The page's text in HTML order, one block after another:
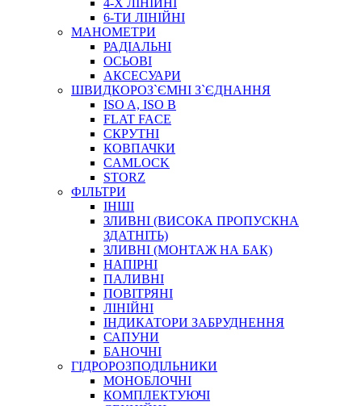
АВТОХІМІЯ
ДОМКРАТИ
НАБОРИ ЗАПОБІЖНИКІВ, КЛЕМ, АКСЕСУАРІВ
НАСОСИ, КОМПРЕСОРИ, МАНОМЕТРИ
ПАСТА, АНТИСЕПТИК
ІНСТРУМЕНТ
САДОВИЙ ІНВЕНТАР
ЕЛЕКТРИЧНІ ПРИЛАДИ
ПАЛЬНИКИ, ПАЯЛЬНИКИ, ПАЯЛЬНІ ЛАМПИ
ІНСТРУМЕНТИ ДЛЯ ЕЛЕКТРИКА
ЕЛЕКТРОІНСТРУМЕНТИ
ЗАМКИ І КОМПЛЕКТУЮЧІ
ІНСТРУМЕНТИ ДЛЯ ЗВАРЮВАННЯ, АКСЕСУАРИ
4-Х ЛІНІЙНІ
6-ТИ ЛІНІЙНІ
МАНОМЕТРИ
РАДІАЛЬНІ
ОСЬОВІ
АКСЕСУАРИ
ШВИДКОРОЗ`ЄМНІ З`ЄДНАННЯ
ISO A, ISO B
FLAT FACE
СКРУТНІ
КОВПАЧКИ
CAMLOCK
STORZ
ФІЛЬТРИ
ІНШІ
ЗЛИВНІ (ВИСОКА ПРОПУСКНА
ЗДАТНІТЬ)
ЗЛИВНІ (МОНТАЖ НА БАК)
НАПІРНІ
ПАЛИВНІ
ПОВІТРЯНІ
ЛІНІЙНІ
ІНДИКАТОРИ ЗАБРУДНЕННЯ
САПУНИ
БАНОЧНІ
ГІДРОРОЗПОДІЛЬНИКИ
МОНОБЛОЧНІ
КОМПЛЕКТУЮЧІ